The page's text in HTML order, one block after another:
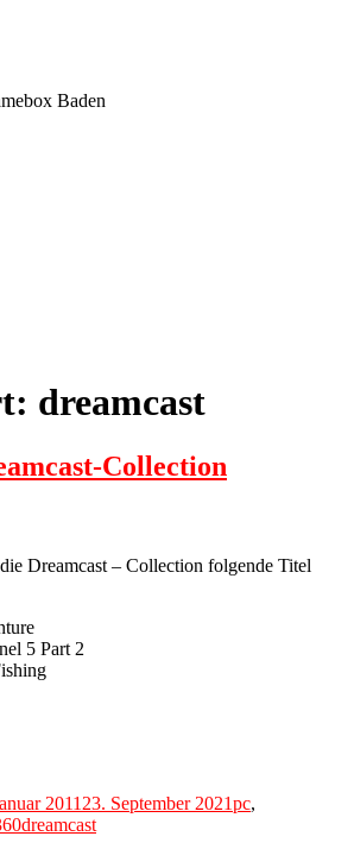
Baden
dreamcast
Collection
Dreamcast – Collection folgende Titel
5 Part 2
2011 23. September 2021pc,
Tags
dreamcast